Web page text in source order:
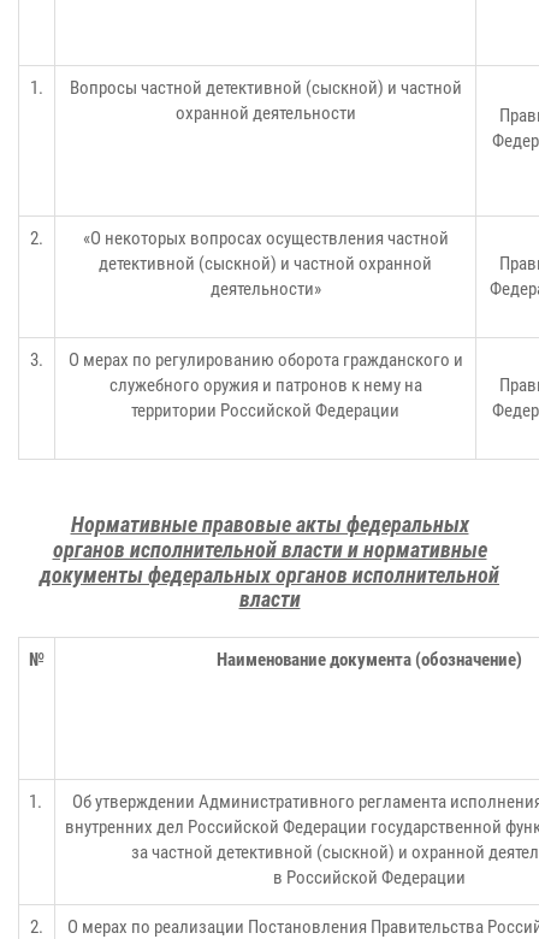
1.
Вопросы частной детективной (сыскной) и частной
охранной деятельности
2.
«О некоторых вопросах осуществления частной
детективной (сыскной) и частной охранной
деятельности»
3.
О мерах по регулированию оборота гражданского и
служебного оружия и патронов к нему на
территории Российской Федерации
Нормативные правовые акты федеральных
органов исполнительной власти и нормативные
документы федеральныхорганов исполнительной
власти
№ Наименование документа (обозначение)
1.
Об утверждении Административного регламента
внутренних дел Российской Федерации государственной
за частной детективной (сыскной) и охранной
в Российской Федерации
2.
О мерах по реализации Постановления Правительства